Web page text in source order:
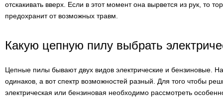
отскакивать вверх. Если в этот момент она вырвется из рук, то
предохранит от возможных травм.
Какую цепную пилу выбрать
Цепные пилы бывают двух видов электрические и бензиновые.
одинаков, а вот спектр возможностей разный. Для того чтобы
электрическая или бензиновая необходимо рассмотреть